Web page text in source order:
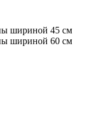
шириной 45 см
шириной 60 см